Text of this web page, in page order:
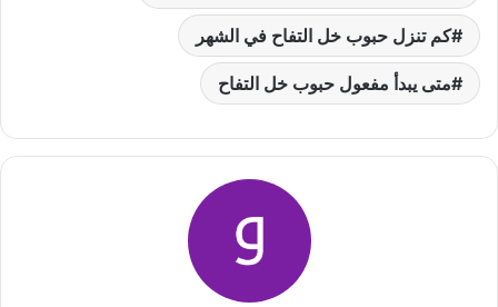
كم تنزل حبوب خل التفاح في الشهر
متى يبدأ مفعول حبوب خل التفاح